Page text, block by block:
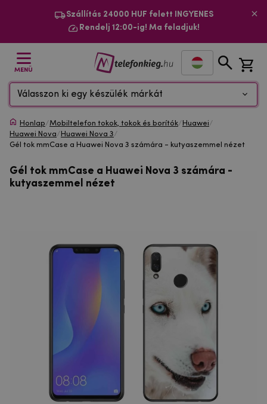
Szállítás 24000 HUF felett INGYENES
Rendelj 12:00-ig! Ma feladjuk!
MENÜ
Válasszon ki egy készülék márkát
Honlap/Mobiltelefon tokok, tokok és borítók/ Huawei/
Huawei Nova/ Huawei Nova 3/
Gél tok mmCase a Huawei Nova 3 számára - kutyaszemmel nézet
Gél tok mmCase a Huawei Nova 3 számára -
kutyaszemmel nézet